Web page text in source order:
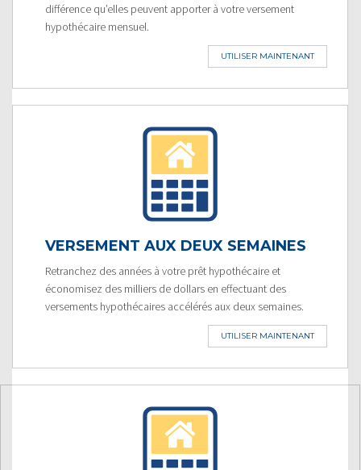
différence qu’elles peuvent apporter à votre versement
hypothécaire mensuel.
UTILISER MAINTENANT
VERSEMENT AUX DEUX SEMAINES
Retranchez des années à votre prêt hypothécaire et
économisez des milliers de dollars en effectuant des
versements hypothécaires accélérés aux deux semaines.
UTILISER MAINTENANT